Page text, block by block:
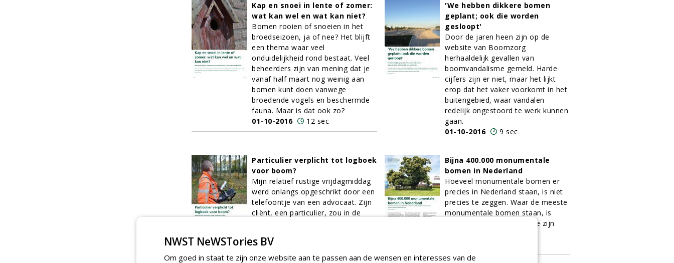
Kap en snoei in lente of zomer:
wat kan wel en wat kan niet?
Bomen rooien of snoeien in het
broedseizoen, ja of nee? Het blijft
een thema waar veel
onduidelijkheid rond bestaat. Veel
beheerders zijn van mening dat je
vanaf half maart nog weinig aan
bomen kunt doen vanwege
broedende vogels en beschermde
fauna. Maar is dat ook zo?
01-10-2016
12 sec
'We hebben dikkere bomen
geplant; ook die worden
gesloopt'
Door de jaren heen zijn op de
website van Boomzorg
herhaaldelijk gevallen van
boomvandalisme gemeld. Harde
cijfers zijn er niet, maar het lijkt
erop dat het vaker voorkomt in het
buitengebied, waar vandalen
redelijk ongestoord te werk kunnen
gaan.
01-10-2016
9 sec
Particulier verplicht tot logboek
voor boom?
Mijn relatief rustige vrijdagmiddag
werd onlangs opgeschrikt door een
telefoontje van een advocaat. Zijn
cliënt, een particulier, zou in de
boomveiligheidsregistratie. Ik
schrok; dat was toch niet onze
Bijna 400.000 monumentale
bomen in Nederland
Hoeveel monumentale bomen er
precies in Nederland staan, is niet
precies te zeggen. Waar de meeste
monumentale bomen staan, is
inmiddels wel bekend en ze zijn
NWST NeWSTories BV
Om goed in staat te zijn onze website aan te passen aan de wensen en interesses van de